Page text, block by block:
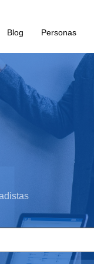
Blog Personas